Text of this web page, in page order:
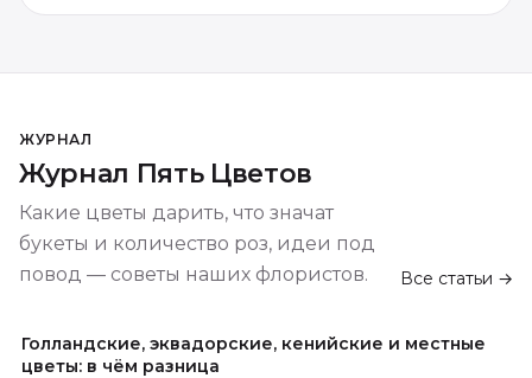
ЖУРНАЛ
Журнал Пять Цветов
Какие цветы дарить, что значат
букеты и количество роз, идеи под
повод — советы наших флористов.
Все статьи →
Голландские, эквадорские, кенийские и местные
цветы: в чём разница